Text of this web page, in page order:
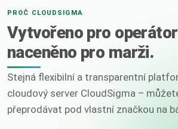
PROČ CLOUDSIGMA
Vytvořeno pro
naceněno pro marži.
Stejná flexibilní a transparentní
cloudový server CloudSigma –
přeprodávat pod vlastní značkou na